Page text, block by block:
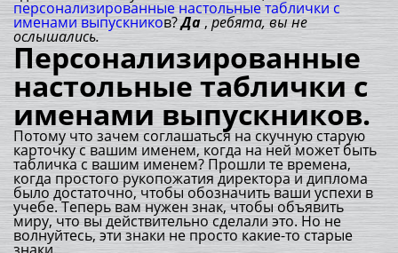
персонализированные настольные таблички с
именами выпускников?Да,ребята, вы не
ослышались.
Персонализированные
настольные таблички с
именами выпускников.
Потому что зачем соглашаться на скучную старую
карточку с вашим именем, когда на ней может быть
табличка с вашим именем? Прошли те времена,
когда простого рукопожатия директора и диплома
было достаточно, чтобы обозначить ваши успехи в
учебе. Теперь вам нужен знак, чтобы объявить
миру, что вы действительно сделали это. Но не
волнуйтесь, эти знаки не просто какие-то старые